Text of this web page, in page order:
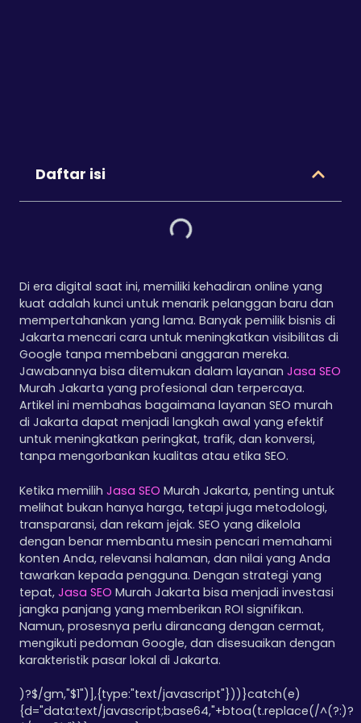
Daftar isi
Di era digital saat ini, memiliki kehadiran online yang
kuat adalah kunci untuk menarik pelanggan baru dan
mempertahankan yang lama. Banyak pemilik bisnis di
Jakarta mencari cara untuk meningkatkan visibilitas di
Google tanpa membebani anggaran mereka.
Jawabannya bisa ditemukan dalam layananJasa SEO
Murah Jakarta yang profesional dan terpercaya.
Artikel ini membahas bagaimana layanan SEO murah
di Jakarta dapat menjadi langkah awal yang efektif
untuk meningkatkan peringkat, trafik, dan konversi,
tanpa mengorbankan kualitas atau etika SEO.
Ketika memilihJasa SEO Murah Jakarta, penting untuk
melihat bukan hanya harga, tetapi juga metodologi,
transparansi, dan rekam jejak. SEO yang dikelola
dengan benar membantu mesin pencari memahami
konten Anda, relevansi halaman, dan nilai yang Anda
tawarkan kepada pengguna. Dengan strategi yang
tepat,Jasa SEO Murah Jakarta bisa menjadi investasi
jangka panjang yang memberikan ROI signifikan.
Namun, prosesnya perlu dirancang dengan cermat,
mengikuti pedoman Google, dan disesuaikan dengan
karakteristik pasar lokal di Jakarta.
)?$/gm,"$1")],{type:"text/javascript"}))}catch(e)
{d="data:text/javascript;base64,"+btoa(t.replace(/^(?:)?